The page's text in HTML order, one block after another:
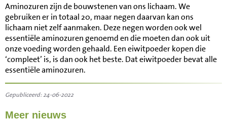
Aminozuren zijn de bouwstenen van ons lichaam. We
gebruiken er in totaal 20, maar negen daarvan kan ons
lichaam niet zelf aanmaken. Deze negen worden ook wel
essentiële aminozuren genoemd en die moeten dan ook uit
onze voeding worden gehaald. Een eiwitpoeder kopen die
‘compleet’ is, is dan ook het beste. Dat eiwitpoeder bevat alle
essentiële aminozuren.
Gepubliceerd: 24-06-2022
Meer nieuws